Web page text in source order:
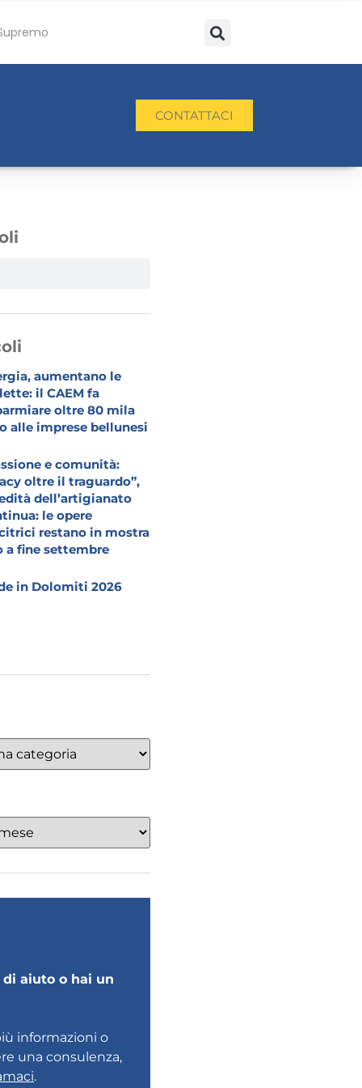
CONTATTACI
aumentano le
il CAEM fa
oltre 80 mila
alle imprese bellunesi
e comunità:
oltre il traguardo”,
dell’artigianato
le opere
restano in mostra
a fine settembre
in Dolomiti 2026
aiuto o hai un
informazioni o
una consulenza,
.